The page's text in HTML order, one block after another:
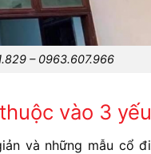
– 0963.607.966
vào 3
và những mẫu cổ